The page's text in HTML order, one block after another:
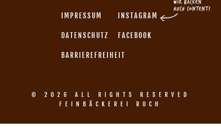
IMPRESSUM
DATENSCHUTZ
BARRIEREFREIHEIT
INSTAGRAM
FACEBOOK
© 2026 ALL RIGHTS RESERVED
FEINBÄCKEREI RUCH